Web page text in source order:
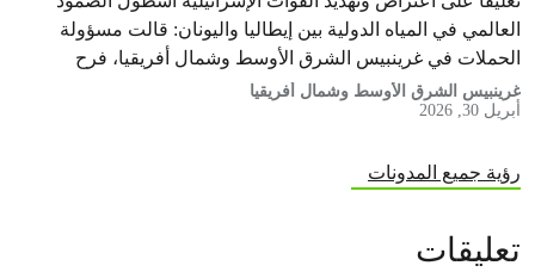
العالمي في المياه الدولية بين إيطاليا واليونان: قالت مسؤولة
الحملات في غرينبيس الشرق الأوسط وشمال أفريقيا، فرح
الحطاب، من على متن سفينة…
غرينبيس الشرق الأوسط وشمال أفريقيا
أبريل 30, 2026
رؤية جميع المدونات
تعليقات